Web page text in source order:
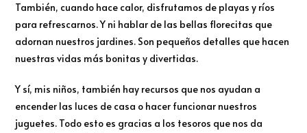
También, cuando hace calor, disfrutamos de playas y ríos
para refrescarnos. Y ni hablar de las bellas florecitas que
adornan nuestros jardines. Son pequeños detalles que hacen
nuestras vidas más bonitas y divertidas.
Y sí, mis niños, también hay recursos que nos ayudan a
encender las luces de casa o hacer funcionar nuestros
juguetes. Todo esto es gracias a los tesoros que nos da